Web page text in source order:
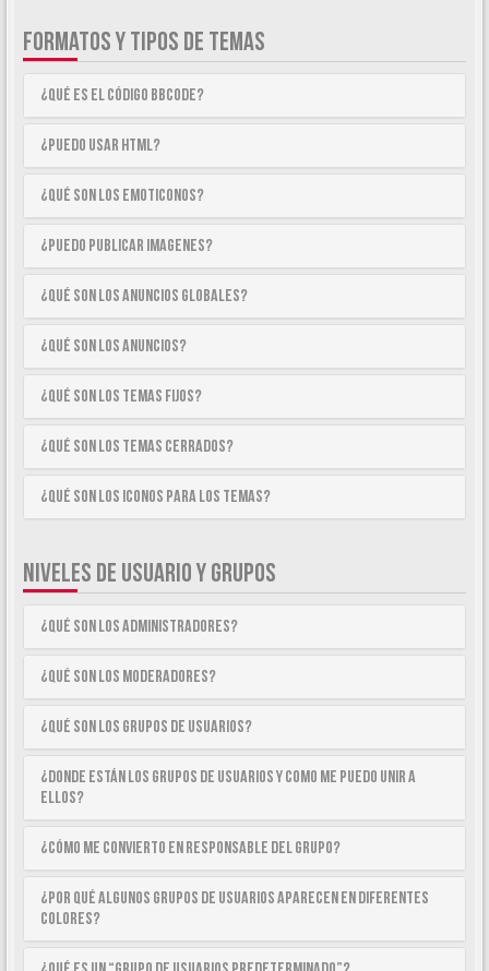
FORMATOS Y TIPOS DE TEMAS
¿Qué es el código BBCode?
¿Puedo usar HTML?
¿Qué son los emoticonos?
¿Puedo publicar imagenes?
¿Qué son los anuncios globales?
¿Qué son los anuncios?
¿Qué son los temas fijos?
¿Qué son los temas cerrados?
¿Qué son los iconos para los temas?
NIVELES DE USUARIO Y GRUPOS
¿Qué son los Administradores?
¿Qué son los Moderadores?
¿Qué son los Grupos de Usuarios?
¿Donde están los Grupos de Usuarios y como me puedo unir a
ellos?
¿Cómo me convierto en Responsable del Grupo?
¿Por qué algunos Grupos de Usuarios aparecen en diferentes
colores?